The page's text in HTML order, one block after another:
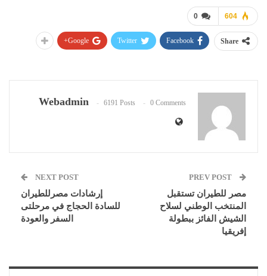
0 604
Share
Facebook
Twitter
Google+
Webadmin 6191 Posts 0 Comments
مصر للطيران تستقبل
المنتخب الوطني لسلاح
الشيش الفائز ببطولة
إفريقيا
NEXT POST
إرشادات مصرللطيران
للسادة الحجاج في مرحلتى
السفر والعودة